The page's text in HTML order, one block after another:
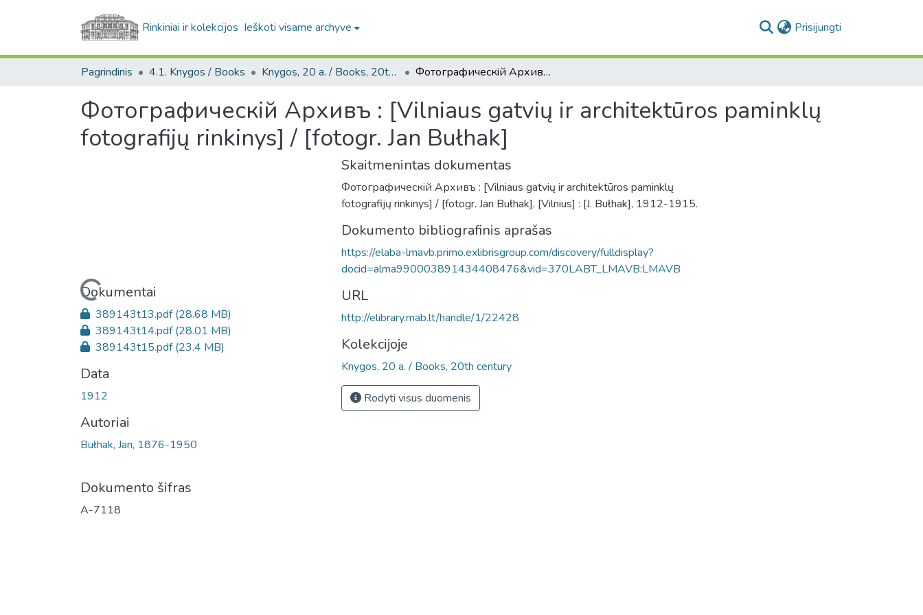
Rinkiniai ir kolekcijos Ieškoti visame archyve Prisijungti
Pagrindinis 4.1. Knygos / Books Knygos, 20 a. / Books, 20th century Фотографическiй Архивъ : [Vilniaus gatvių ir architektūros paminklų fotografijų rinkinys] / [fotogr. Jan Bułhak]
Фотографическiй Архивъ : [Vilniaus gatvių ir architektūros paminklų
fotografijų rinkinys] / [fotogr. Jan Bułhak]
Įkeliama...
Dokumentai
389143t13.pdf(28.68 MB)
389143t14.pdf(28.01 MB)
389143t15.pdf(23.4 MB)
Data
1912
Autoriai
Bułhak, Jan, 1876-1950
Dokumento šifras
A-7118
Skaitmenintas dokumentas
Фотографическiй Архивъ : [Vilniaus gatvių ir architektūros paminklų
fotografijų rinkinys] / [fotogr. Jan Bułhak], [Vilnius] : [J. Bułhak], 1912-1915.
Dokumento bibliografinis aprašas
https://elaba-lmavb.primo.exlibrisgroup.com/discovery/fulldisplay?
docid=alma990003891434408476&vid=370LABT_LMAVB:LMAVB
URL
http://elibrary.mab.lt/handle/1/22428
Kolekcijoje
Knygos, 20 a. / Books, 20th century
Rodyti visus duomenis